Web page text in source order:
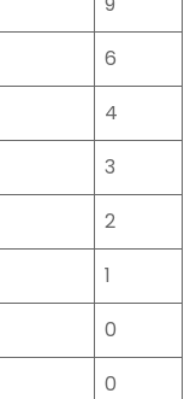
6
4
3
2
1
0
0